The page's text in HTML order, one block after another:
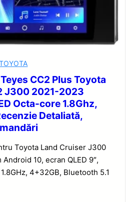
CC2 Plus Toyota
J300 2021-2023
Octa-core 1.8Ghz,
Detaliată,
Toyota Land Cruiser J300
10, ecran QLED 9″,
4+32GB, Bluetooth 5.1